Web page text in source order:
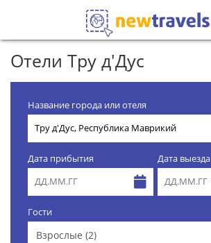
Отели Тру д'Дус
Название города или отеля
Дата прибытия Дата выезда
Гости
Взрослые (2)